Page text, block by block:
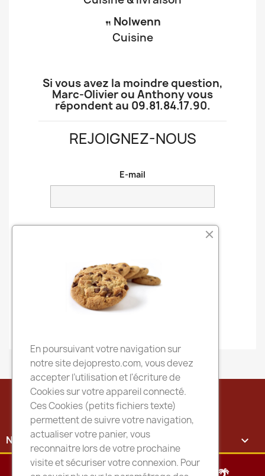
🍴 Nolwenn
Cuisine
Si vous avez la moindre question,
Marc-Olivier ou Anthony vous
répondent au 09.81.84.17.90.
REJOIGNEZ-NOUS
E-mail
Mot de passe oublié ?
Pas de compte ? Créez-en un
NOTRE SOCIÉTÉ 
MENU DU JOUR
En poursuivant votre navigation sur
notre site dejopresto.com, vous devez
accepter l’utilisation et l'écriture de
Cookies sur votre appareil connecté.
Ces Cookies (petits fichiers texte)
permettent de suivre votre navigation,
actualiser votre panier, vous
reconnaitre lors de votre prochaine
visite et sécuriser votre connexion. Pour